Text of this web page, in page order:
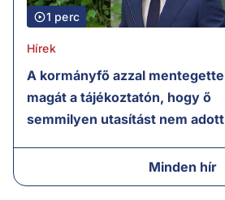
1 perc
Hírek
A kormányfő azzal mentegette
magát a tájékoztatón, hogy ő
semmilyen utasítást nem adott
Minden hír